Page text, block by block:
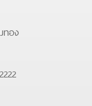
ทอง